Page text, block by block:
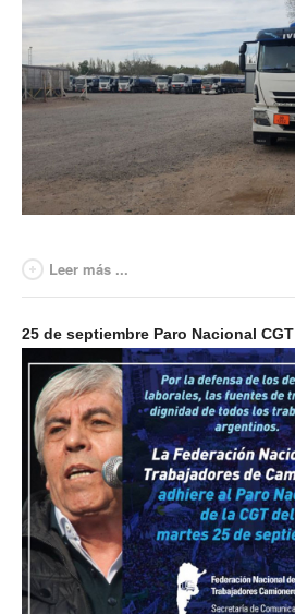
Leer más ...
25 de septiembre Paro Nacional CGT